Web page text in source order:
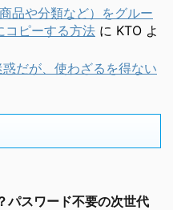
品や分類など）をグルー
コピーする方法 に KTO よ
だが、使わざるを得ない
パスワード不要の次世代